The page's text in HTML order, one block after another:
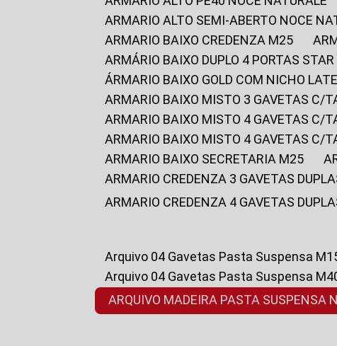
ARMARIO ALTO SEMI-ABERTO NOCE
ARMARIO BAIXO CREDENZA M25
ARMÁRIO BAIXO DUPLO 4 PORTAS
ÁRMARIO BAIXO GOLD COM NICHO
ARMARIO BAIXO MISTO 3 GAVETAS C/
ARMARIO BAIXO MISTO 4 GAVETAS
ARMARIO BAIXO MISTO 4 GAVETAS C/
ARMARIO BAIXO SECRETARIA M25
ARMARIO CREDENZA 3 GAVETAS
ARMARIO CREDENZA 4 GAVETAS
Arquivo 04 Gavetas Pasta Suspensa
Arquivo 04 Gavetas Pasta Suspensa
ARQUIVO MADEIRA PASTA SUSPENSA